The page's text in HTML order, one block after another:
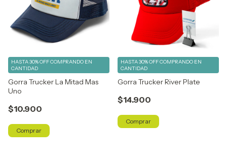
Gorra Trucker La Mitad Mas
Uno
$10.900
HASTA 30% OFFCOMPRANDO EN
CANTIDAD
Comprar
Gorra Trucker River Plate
$14.900
HASTA 30% OFFCOMPRANDO EN
CANTIDAD
Comprar